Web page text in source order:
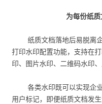
为每份纸
纸质文档落地后易脱离
打印水印配置功能，支持在
印、图片水印、二维码水印、
各类水印既可以实现企
用户标记，即便纸质文档发